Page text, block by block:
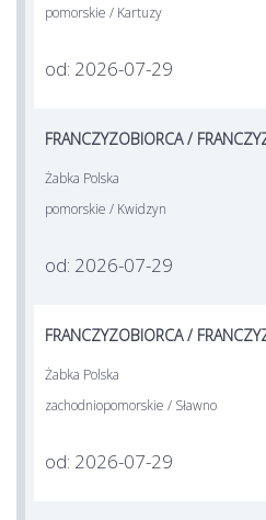
pomorskie / Kartuzy
od: 2026-07-29
FRANCZYZOBIORCA /
Żabka Polska
pomorskie / Kwidzyn
od: 2026-07-29
FRANCZYZOBIORCA /
Żabka Polska
zachodniopomorskie / Sławno
od: 2026-07-29